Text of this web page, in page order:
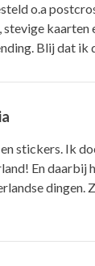
o.a
kaarten
Blij dat ik
stickers. Ik
En daarbij
dingen.